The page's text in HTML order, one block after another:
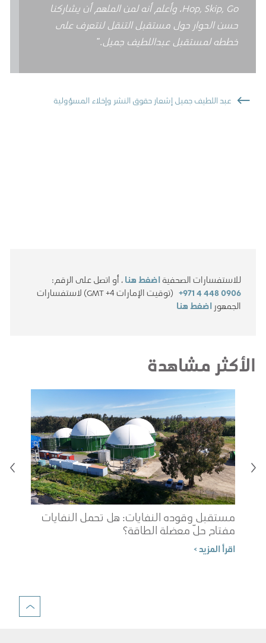
Hop, Skip, Go، وأعلم أنه لمن الملهم أن يشاركنا
حسن الحوار حول مستقبل التنقل لنتعرف على
خططه لمستقبل عبداللطيف جميل.”
عبد اللطيف جميل إشعار حقوق النشر وإخلاء المسؤولية
للاستفسارات الصحفيةاضغط هنا، أو اتصل على الرقم:
+971 4 448 0906
(توقيت الإمارات GMT +4) لاستفسارات
الجمهور اضغط هنا
الأكثر مشاهدة
مستقبل وقوده النفايات: هل تحمل النفايات
مفتاح حلّ معضلة الطاقة؟
اقرأ المزيد >